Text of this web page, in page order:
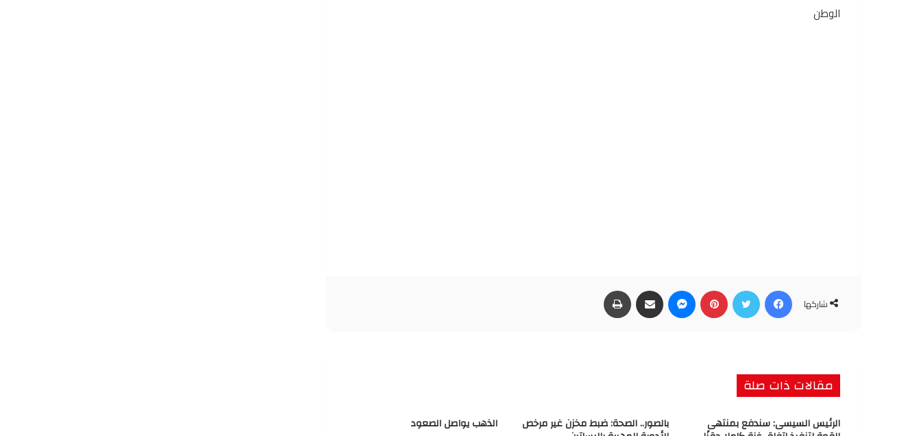
الوطن
شاركها
فيسبوك تويتر بينتيريست ماسنجر مشاركة عبر البريد
مقالات ذات صلة
الرئيس السيسى: سندفع بمنتهى بالصور.. الصحة: ضبط مخزن غير مرخص الذهب يواصل الصعود